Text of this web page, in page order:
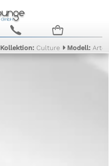
c n
Kollektion:Culture Modell: